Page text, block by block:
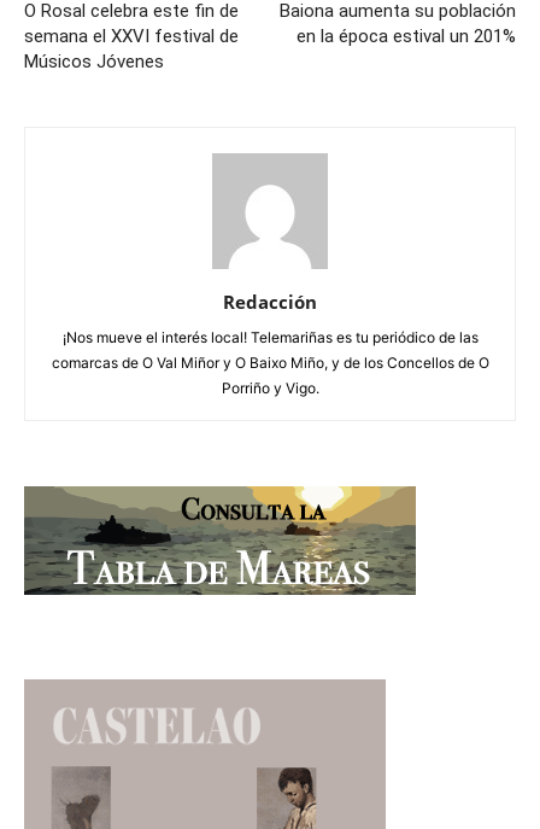
O Rosal celebra este fin de
semana el XXVI festival de
Músicos Jóvenes
Baiona aumenta su población
en la época estival un 201%
Redacción
¡Nos mueve el interés local! Telemariñas es tu periódico de las
comarcas de O Val Miñor y O Baixo Miño, y de los Concellos de O
Porriño y Vigo.